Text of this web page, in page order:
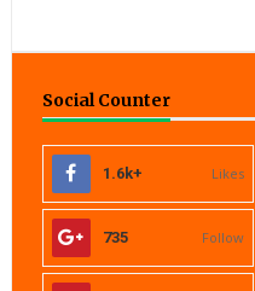
Social Counter
1.6k+ Likes
735 Follow